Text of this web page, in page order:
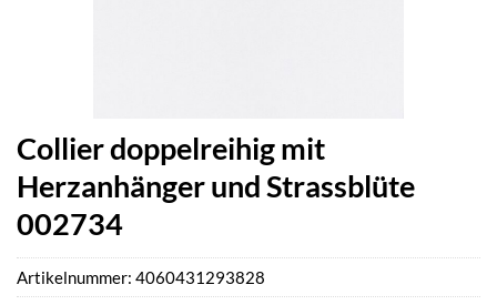
Collier doppelreihig mit
Herzanhänger und Strassblüte
002734
Artikelnummer: 4060431293828